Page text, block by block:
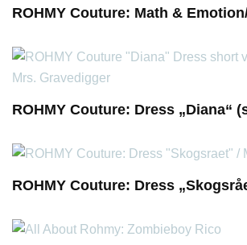
ROHMY Couture: Math &
ROHMY Couture: Dress „Diana“
ROHMY Couture: Dress